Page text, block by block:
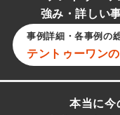
強み・詳しい
事例詳細・各事例の
テントゥーワン
本当に今